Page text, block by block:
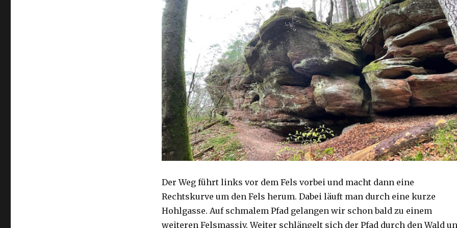
Der Weg führt links vor dem Fels vorbei und macht dann eine
Rechtskurve um den Fels herum. Dabei läuft man durch eine kurze
Hohlgasse. Auf schmalem Pfad gelangen wir schon bald zu einem
weiteren Felsmassiv. Weiter schlängelt sich der Pfad durch den Wald